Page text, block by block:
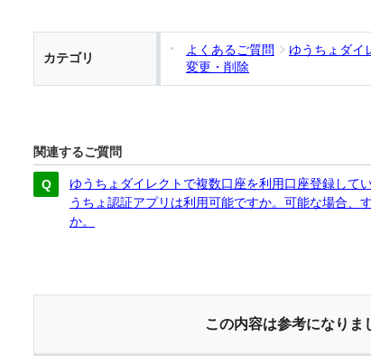
カテゴリ
よくあるご質問
ゆうちょダイ
変更・削除
関連するご質問
ゆうちょダイレクトで複数口座を利用口座登録して
うちょ認証アプリは利用可能ですか。可能な場合、
か。
この内容は参考になりま